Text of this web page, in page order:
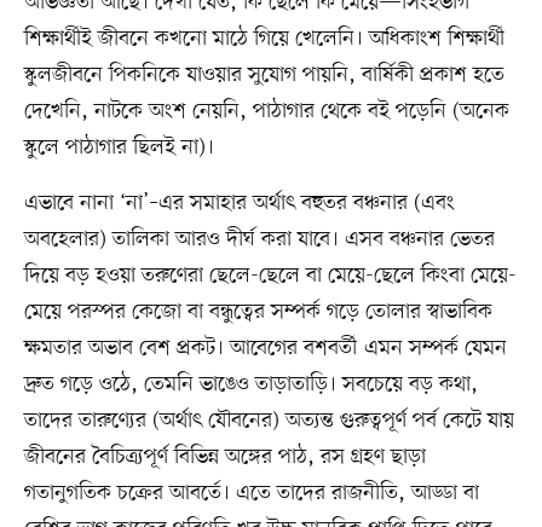
শিক্ষার্থীই জীবনে কখনো মাঠে গিয়ে খেলেনি। অধিকাংশ শিক্ষার্থী
স্কুলজীবনে পিকনিকে যাওয়ার সুযোগ পায়নি, বার্ষিকী প্রকাশ হতে
দেখেনি, নাটকে অংশ নেয়নি, পাঠাগার থেকে বই পড়েনি (অনেক
স্কুলে পাঠাগার ছিলই না)।
এভাবে নানা ‘না’–এর সমাহার অর্থাৎ বহুতর বঞ্চনার (এবং
অবহেলার) তালিকা আরও দীর্ঘ করা যাবে। এসব বঞ্চনার ভেতর
দিয়ে বড় হওয়া তরুণেরা ছেলে-ছেলে বা মেয়ে-ছেলে কিংবা মেয়ে-
মেয়ে পরস্পর কেজো বা বন্ধুত্বের সম্পর্ক গড়ে তোলার স্বাভাবিক
ক্ষমতার অভাব বেশ প্রকট। আবেগের বশবর্তী এমন সম্পর্ক যেমন
দ্রুত গড়ে ওঠে, তেমনি ভাঙেও তাড়াতাড়ি। সবচেয়ে বড় কথা,
তাদের তারুণ্যের (অর্থাৎ যৌবনের) অত্যন্ত গুরুত্বপূর্ণ পর্ব কেটে যায়
জীবনের বৈচিত্র্যপূর্ণ বিভিন্ন অঙ্গের পাঠ, রস গ্রহণ ছাড়া
গতানুগতিক চক্রের আবর্তে। এতে তাদের রাজনীতি, আড্ডা বা